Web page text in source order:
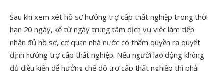
Sau khi xem xét hồ sơ hưởng trợ cấp thất nghiệp trong thời
hạn 20 ngày, kể từ ngày trung tâm dịch vụ việc làm tiếp
nhận đủ hồ sơ, cơ quan nhà nước có thẩm quyền ra quyết
định hưởng trợ cấp thất nghiệp. Nếu người lao động không
đủ điều kiện để hưởng chế độ trợ cấp thất nghiệp thì phải